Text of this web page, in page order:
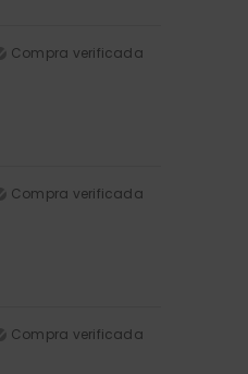
Compra verificada
Compra verificada
Compra verificada